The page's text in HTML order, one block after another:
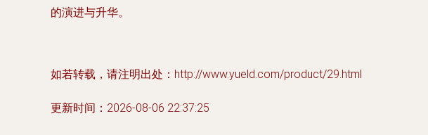
的演进与升华。
如若转载，请注明出处：http://www.yueld.com/product/29.html
更新时间：2026-08-06 22:37:25